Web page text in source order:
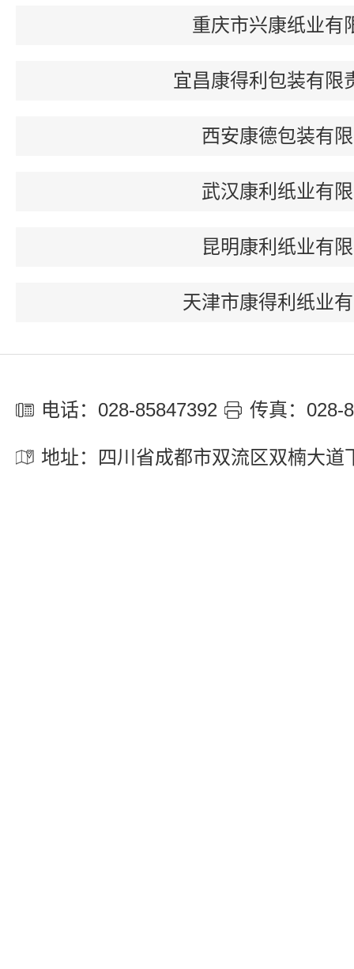
重庆市兴康纸业有
宜昌康得利包装有限
西安康德包装有
武汉康利纸业有
昆明康利纸业有
天津市康得利纸业
电话：028-85847392 传真：028-
地址：四川省成都市双流区双楠大道